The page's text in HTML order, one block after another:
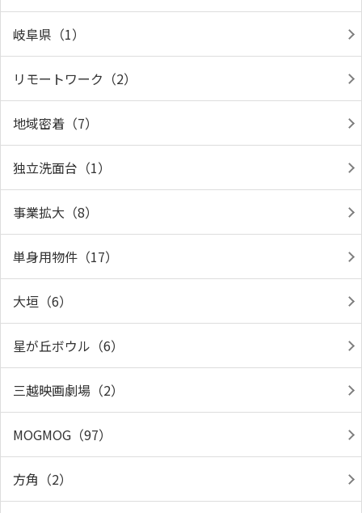
岐阜県（1）
リモートワーク（2）
地域密着（7）
独立洗面台（1）
事業拡大（8）
単身用物件（17）
大垣（6）
星が丘ボウル（6）
三越映画劇場（2）
MOGMOG（97）
方角（2）